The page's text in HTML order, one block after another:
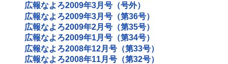
広報なよろ2009年3月号（号外）
広報なよろ2009年3月号（第36号）
広報なよろ2009年2月号（第35号）
広報なよろ2009年1月号（第34号）
広報なよろ2008年12月号（第33号）
広報なよろ2008年11月号（第32号）